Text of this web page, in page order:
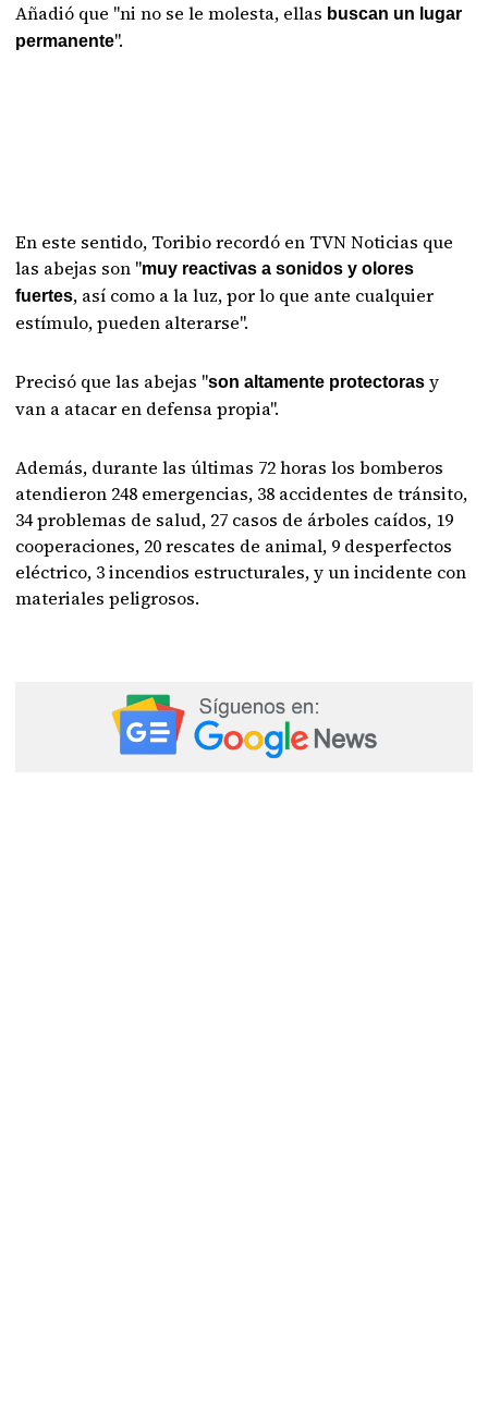
Añadió que "ni no se le molesta, ellas buscan un lugar
permanente".
En este sentido, Toribio recordó en TVN Noticias que
las abejas son "muy reactivas a sonidos y olores
fuertes, así como a la luz, por lo que ante cualquier
estímulo, pueden alterarse".
Precisó que las abejas "son altamente protectorasy
van a atacar en defensa propia".
Además, durante las últimas 72 horas los bomberos
atendieron 248 emergencias, 38 accidentes de tránsito,
34 problemas de salud, 27 casos de árboles caídos, 19
cooperaciones, 20 rescates de animal, 9 desperfectos
eléctrico, 3 incendios estructurales, y un incidente con
materiales peligrosos.